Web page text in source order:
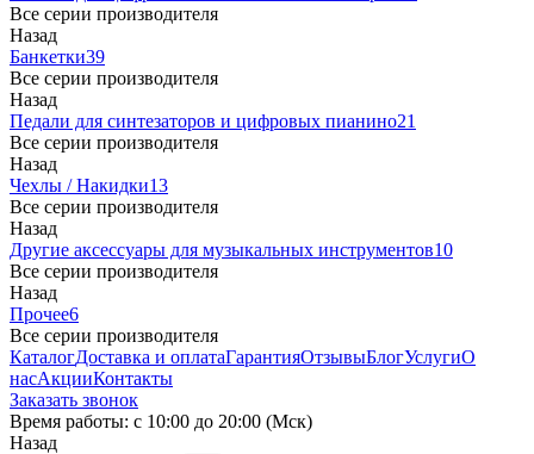
Все серии производителя
Назад
Банкетки39
Все серии производителя
Назад
Педали для синтезаторов и цифровых пианино21
Все серии производителя
Назад
Чехлы / Накидки13
Все серии производителя
Назад
Другие аксессуары для музыкальных инструментов10
Все серии производителя
Назад
Прочее6
Все серии производителя
КаталогДоставка и оплатаГарантияОтзывыБлогУслугиО
насАкцииКонтакты
Заказать звонок
Время работы: с 10:00 до 20:00 (Мск)
Назад